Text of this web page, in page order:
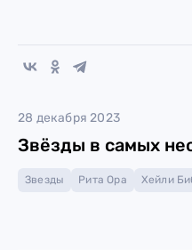
28 декабря 2023
Звёзды в самых
Звезды Рита Ора Хейли